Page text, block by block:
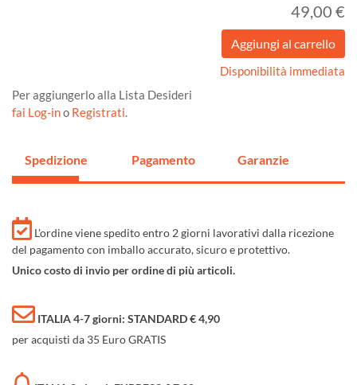
49,00 €
Disponibilità immediata
Per aggiungerlo alla Lista Desideri
fai Log-ino Registrati.
Spedizione Pagamento Garanzie
L'ordine viene spedito entro 2 giorni lavorativi dalla ricezione
del pagamento con imballo accurato, sicuro e protettivo.
Unico costo di invio per ordine di più articoli.
ITALIA 4-7 giorni: STANDARD € 4,90
per acquisti da 35 Euro GRATIS